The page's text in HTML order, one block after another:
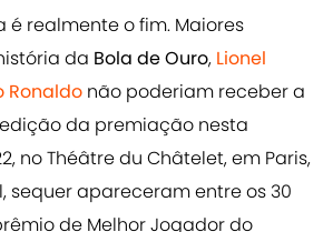
é realmente o fim. Maiores
da Bola de Ouro, Lionel
Ronaldo não poderiam receber a
da premiação nesta
no Théâtre du Châtelet, em Paris,
sequer apareceram entre os 30
de Melhor Jogador do